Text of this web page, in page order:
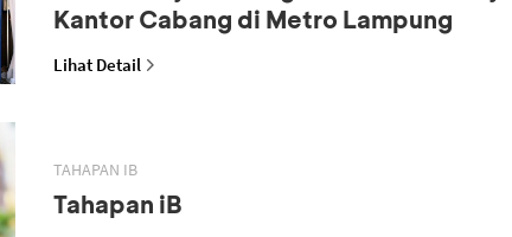
Kantor Cabang di Metro Lampung
Lihat Detail
TAHAPAN IB
Tahapan iB